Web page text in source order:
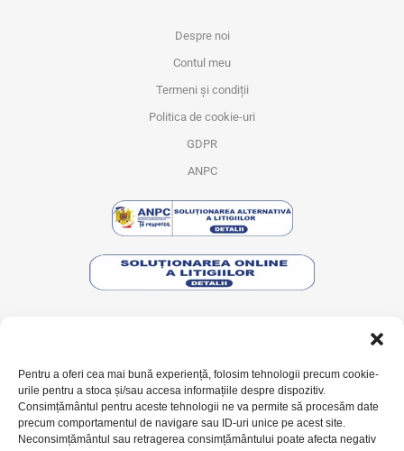
Pentru a oferi cea mai bună experiență, folosim tehnologii precum cookie-
urile pentru a stoca și/sau accesa informațiile despre dispozitiv.
Consimțământul pentru aceste tehnologii ne va permite să procesăm date
precum comportamentul de navigare sau ID-uri unice pe acest site.
Neconsimțământul sau retragerea consimțământului poate afecta negativ
Despre noi
Contul meu
Termeni și condiții
Politica de cookie-uri
GDPR
ANPC
Contact
Livrarea comenzilor
Returnarea produselor